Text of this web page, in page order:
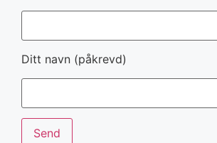
Ditt navn (påkrevd)